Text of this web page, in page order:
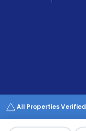
Works
All Properties Verified